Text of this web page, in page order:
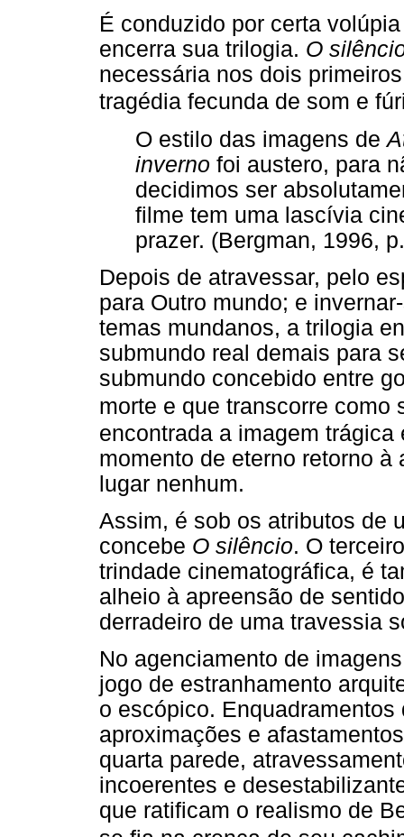
É conduzido por certa
encerra sua trilogia. O
necessária nos dois
tragédia fecunda de som e
O estilo das imagens de
inverno foi austero, para
decidimos ser
filme tem uma lascívia
prazer. (Bergman, 1996,
Depois de atravessar, pelo
para Outro mundo; e
temas mundanos, a trilogia
submundo real demais para
submundo concebido entre
morte e que transcorre como
encontrada a imagem
momento de eterno retorno
lugar nenhum.
Assim, é sob os atributos de
concebe O silêncio. O
trindade cinematográfica, é
alheio à apreensão de
derradeiro de uma travessia
No agenciamento de
jogo de estranhamento
o escópico.
aproximações e
quarta parede,
incoerentes e
que ratificam o realismo de